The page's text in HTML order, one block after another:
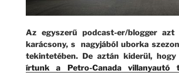
Az egyszerű podcast-er/blogger
karácsony, s nagyjából uborka
tekintetében. De aztán kiderül, hogy
írtunk a Petro-Canada villanyautó